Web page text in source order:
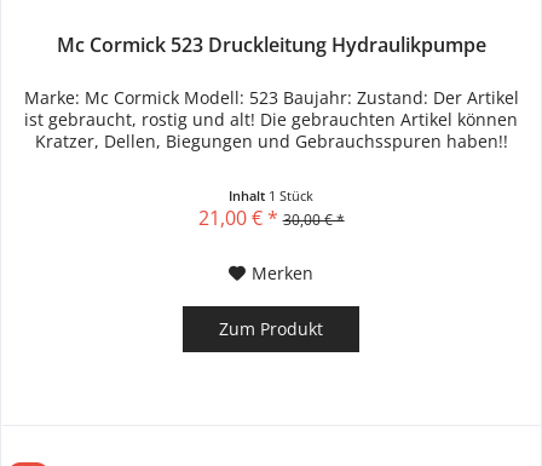
Mc Cormick 523 Druckleitung Hydraulikpumpe
Marke: Mc Cormick Modell: 523 Baujahr: Zustand: Der Artikel
ist gebraucht, rostig und alt! Die gebrauchten Artikel können
Kratzer, Dellen, Biegungen und Gebrauchsspuren haben!!
Inhalt 1 Stück
21,00 € * 30,00 € *
Merken
Zum Produkt